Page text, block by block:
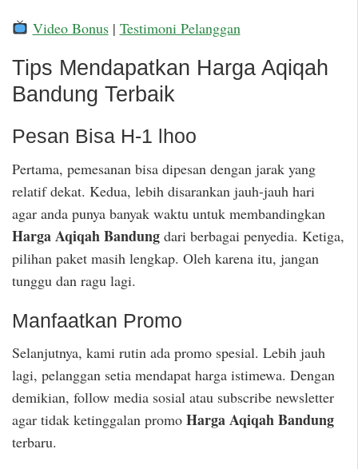
Video Bonus| Testimoni Pelanggan
Tips Mendapatkan Harga Aqiqah
Bandung Terbaik
Pesan Bisa H-1 lhoo
Pertama, pemesanan bisa dipesan dengan jarak yang
relatif dekat. Kedua, lebih disarankan jauh-jauh hari
agar anda punya banyak waktu untuk membandingkan
Harga Aqiqah Bandung dari berbagai penyedia. Ketiga,
pilihan paket masih lengkap. Oleh karena itu, jangan
tunggu dan ragu lagi.
Manfaatkan Promo
Selanjutnya, kami rutin ada promo spesial. Lebih jauh
lagi, pelanggan setia mendapat harga istimewa. Dengan
demikian, follow media sosial atau subscribe newsletter
agar tidak ketinggalan promo Harga Aqiqah Bandung
terbaru.